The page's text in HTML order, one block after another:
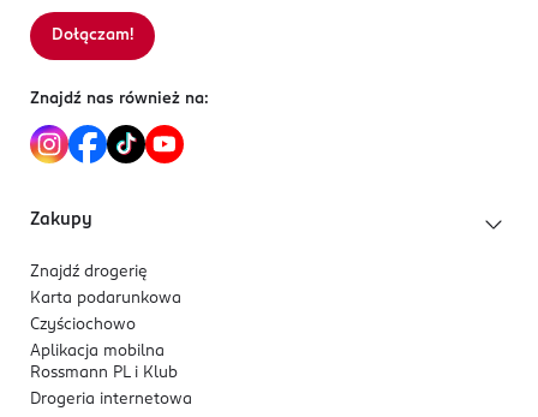
Dołączam!
Znajdź nas również na:
Zakupy
Znajdź drogerię
Karta podarunkowa
Czyściochowo
Aplikacja mobilna
Rossmann PL i Klub
Drogeria internetowa